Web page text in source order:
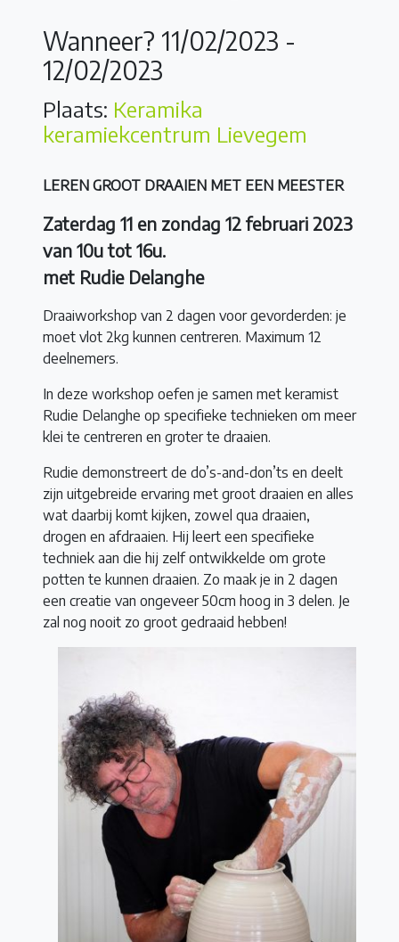
Wanneer? 11/02/2023 -
12/02/2023
Plaats: Keramika
keramiekcentrum Lievegem
LEREN GROOT DRAAIEN MET EEN MEESTER
Zaterdag 11 en zondag 12 februari 2023
van 10u tot 16u.
met Rudie Delanghe
Draaiworkshop van 2 dagen voor gevorderden: je
moet vlot 2kg kunnen centreren. Maximum 12
deelnemers.
In deze workshop oefen je samen met keramist
Rudie Delanghe op specifieke technieken om meer
klei te centreren en groter te draaien.
Rudie demonstreert de do’s-and-don’ts en deelt
zijn uitgebreide ervaring met groot draaien en alles
wat daarbij komt kijken, zowel qua draaien,
drogen en afdraaien. Hij leert een specifieke
techniek aan die hij zelf ontwikkelde om grote
potten te kunnen draaien. Zo maak je in 2 dagen
een creatie van ongeveer 50cm hoog in 3 delen. Je
zal nog nooit zo groot gedraaid hebben!